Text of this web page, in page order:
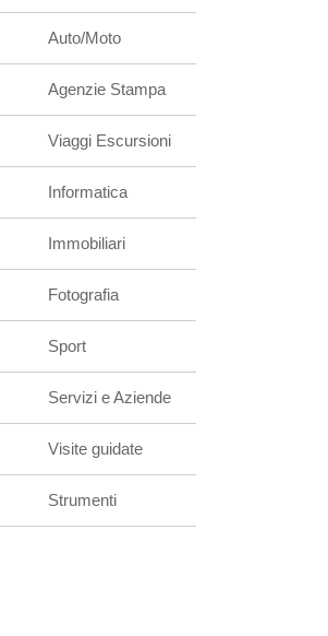
Auto/Moto
Agenzie Stampa
Viaggi Escursioni
Informatica
Immobiliari
Fotografia
Sport
Servizi e Aziende
Visite guidate
Strumenti